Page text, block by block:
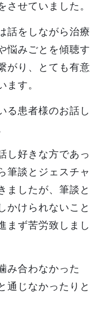
させていました。
話をしながら治療
悩みごとを傾聴す
がり、とても有意
ます。
る患者様のお話し
し好きな方であっ
筆談とジェスチャ
ましたが、筆談と
かけられないこと
まず苦労致しまし
み合わなかった
通じなかったりと